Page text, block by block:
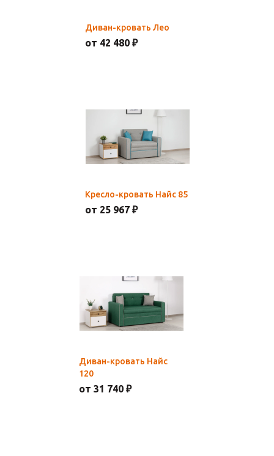
Диван-кровать Лео
от 42 480 ₽
Кресло-кровать Найс 85
от 25 967 ₽
Диван-кровать Найс
120
от 31 740 ₽